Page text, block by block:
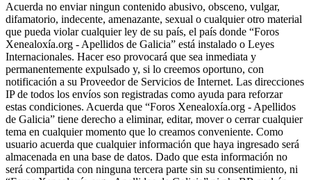
Acuerda no enviar ningun contenido abusivo, obsceno, vulgar,
difamatorio, indecente, amenazante, sexual o cualquier otro material
que pueda violar cualquier ley de su país, el país donde “Foros
Xenealoxía.org - Apellidos de Galicia” está instalado o Leyes
Internacionales. Hacer eso provocará que sea inmediata y
permanentemente expulsado y, si lo creemos oportuno, con
notificación a su Proveedor de Servicios de Internet. Las direcciones
IP de todos los envíos son registradas como ayuda para reforzar
estas condiciones. Acuerda que “Foros Xenealoxía.org - Apellidos
de Galicia” tiene derecho a eliminar, editar, mover o cerrar cualquier
tema en cualquier momento que lo creamos conveniente. Como
usuario acuerda que cualquier información que haya ingresado será
almacenada en una base de datos. Dado que esta información no
será compartida con ninguna tercera parte sin su consentimiento, ni